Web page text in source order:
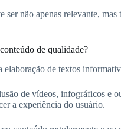
ser não apenas relevante, mas
de qualidade?
elaboração de textos
de vídeos, infográficos e
a experiência do usuário.